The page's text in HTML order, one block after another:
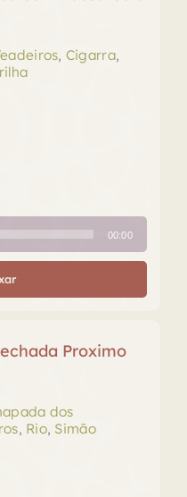
, Cigarra,
00:00
Proximo
dos
, Rio, Simão